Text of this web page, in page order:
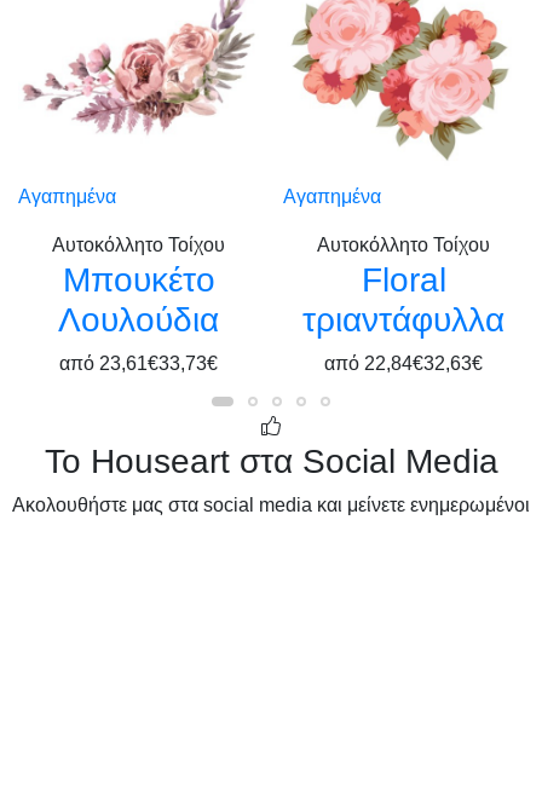
Αγαπημένα
Αυτοκόλλητο Τοίχου
Μπουκέτο
Λουλούδια
από 23,61€33,73€
Αγαπημένα
Αυτοκόλλητο Τοίχου
Floral
τριαντάφυλλα
από 22,84€32,63€
Το Houseart στα Social Media
Ακολουθήστε μας στα social media και μείνετε ενημερωμένοι